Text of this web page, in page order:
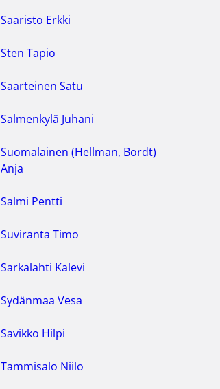
Saaristo Erkki
Sten Tapio
Saarteinen Satu
Salmenkylä Juhani
Suomalainen (Hellman, Bordt)
Anja
Salmi Pentti
Suviranta Timo
Sarkalahti Kalevi
Sydänmaa Vesa
Savikko Hilpi
Tammisalo Niilo